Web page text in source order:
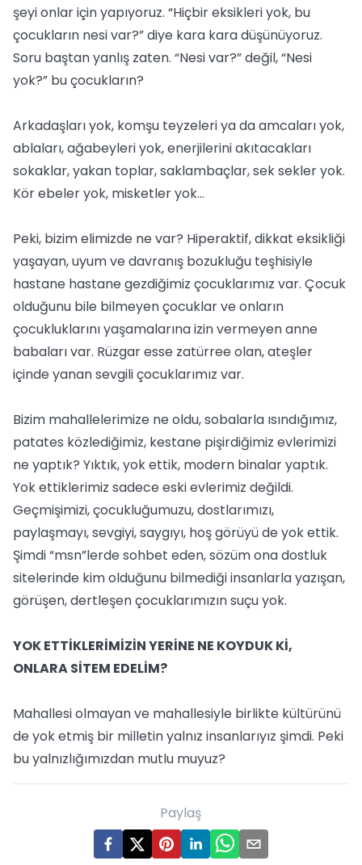
şeyi onlar için yapıyoruz. “Hiçbir eksikleri yok, bu
çocukların nesi var?” diye kara kara düşünüyoruz.
Soru baştan yanlış zaten. “Nesi var?” değil, “Nesi
yok?” bu çocukların?
Arkadaşları yok, komşu teyzeleri ya da amcaları yok,
ablaları, ağabeyleri yok, enerjilerini akıtacakları
sokaklar, yakan toplar, saklambaçlar, sek sekler yok.
Kör ebeler yok, misketler yok…
Peki, bizim elimizde ne var? Hiperaktif, dikkat eksikliği
yaşayan, uyum ve davranış bozukluğu teşhisiyle
hastane hastane gezdiğimiz çocuklarımız var. Çocuk
olduğunu bile bilmeyen çocuklar ve onların
çocukluklarını yaşamalarına izin vermeyen anne
babaları var. Rüzgar esse zatürree olan, ateşler
içinde yanan sevgili çocuklarımız var.
Bizim mahallelerimize ne oldu, sobalarla ısındığımız,
patates közlediğimiz, kestane pişirdiğimiz evlerimizi
ne yaptık? Yıktık, yok ettik, modern binalar yaptık.
Yok ettiklerimiz sadece eski evlerimiz değildi.
Geçmişimizi, çocukluğumuzu, dostlarımızı,
paylaşmayı, sevgiyi, saygıyı, hoş görüyü de yok ettik.
Şimdi “msn”lerde sohbet eden, sözüm ona dostluk
sitelerinde kim olduğunu bilmediği insanlarla yazışan,
görüşen, dertleşen çocuklarımızın suçu yok.
YOK ETTİKLERİMİZİN YERİNE NE KOYDUK Kİ,
ONLARA SİTEM EDELİM?
Mahallesi olmayan ve mahallesiyle birlikte kültürünü
de yok etmiş bir milletin yalnız insanlarıyız şimdi. Peki
bu yalnızlığımızdan mutlu muyuz?
Paylaş